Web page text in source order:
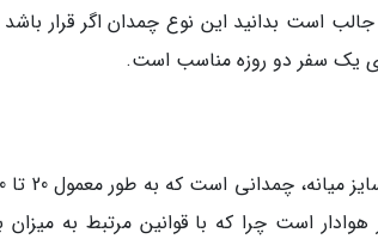
است. جالب است بدانید این نوع چمدان اگر
یک سفر دو روزه مناسب است.
هوادار است چرا که با قوانین مرتبط به